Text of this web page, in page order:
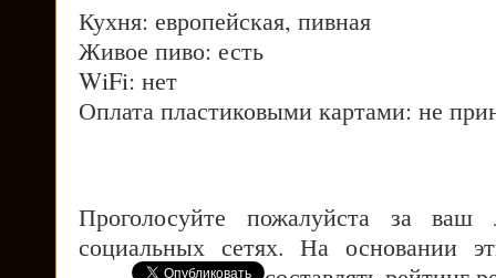
Кухня: европейская, пивная
Живое пиво: есть
WiFi: нет
Оплата пластиковыми картами: не
Проголосуйте пожалуйста за
социальных сетях. На основании